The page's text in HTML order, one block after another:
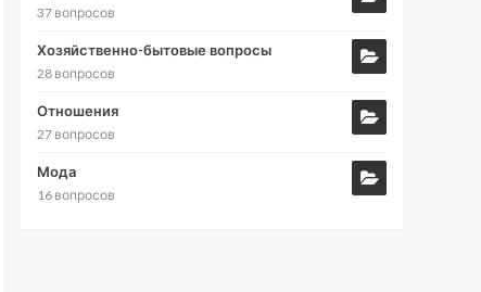
37 вопросов
Хозяйственно-бытовые вопросы
28 вопросов
Отношения
27 вопросов
Мода
16 вопросов